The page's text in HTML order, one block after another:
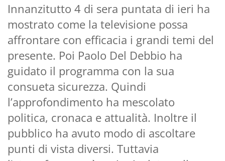
Innanzitutto 4 di sera puntata di ieri ha
mostrato come la televisione possa
affrontare con efficacia i grandi temi del
presente. Poi Paolo Del Debbio ha
guidato il programma con la sua
consueta sicurezza. Quindi
l’approfondimento ha mescolato
politica, cronaca e attualità. Inoltre il
pubblico ha avuto modo di ascoltare
punti di vista diversi. Tuttavia